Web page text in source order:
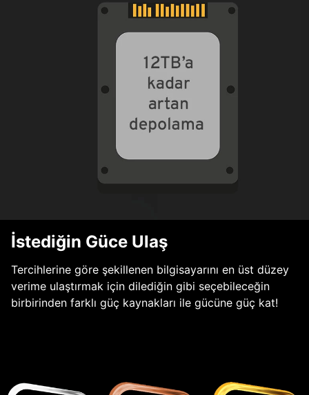
İstediğin Güce Ulaş
Tercihlerine göre şekillenen bilgisayarını en üst düzey
verime ulaştırmak için dilediğin gibi seçebileceğin
birbirinden farklı güç kaynakları ile gücüne güç kat!